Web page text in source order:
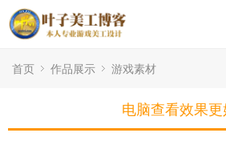
首页 作品展示 游戏素材
电脑查看效果